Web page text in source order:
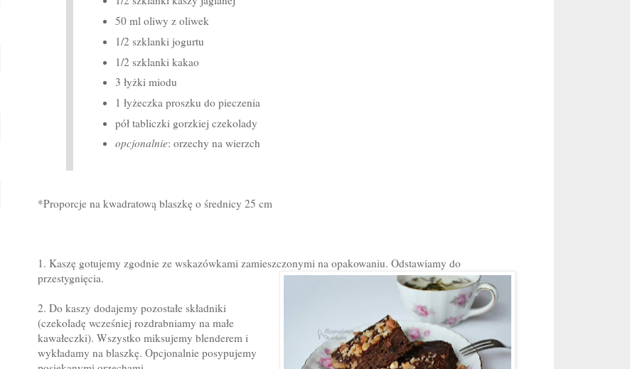
50 ml oliwy z oliwek
1/2 szklanki jogurtu
1/2 szklanki kakao
3 łyżki miodu
1 łyżeczka proszku do pieczenia
pół tabliczki gorzkiej czekolady
opcjonalnie: orzechy na wierzch
*Proporcje na kwadratową blaszkę o średnicy 25 cm
1. Kaszę gotujemy zgodnie ze wskazówkami zamieszczonymi na opakowaniu. Odstawiamy do
przestygnięcia.
2. Do kaszy dodajemy pozostałe składniki
(czekoladę wcześniej rozdrabniamy na małe
kawałeczki). Wszystko miksujemy blenderem i
wykładamy na blaszkę. Opcjonalnie posypujemy